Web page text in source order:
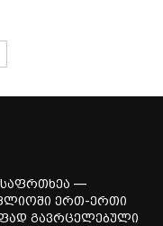
—
ერთ-ერთი
გავრცელებული